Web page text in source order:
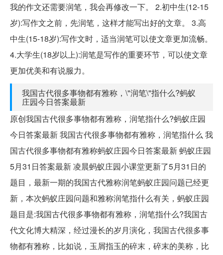
我的作文还需要润笔，我会再修改一下。 2.初中生(12-15
岁):写作文之前，先润笔，这样才能写出好的文章。 3.高
中生(15-18岁):写作文时，适当润笔可以使文章更加流畅。
4.大学生(18岁以上):润笔是写作的重要环节，可以使文章
更加优美和有说服力。
我国古代很多事物都有雅称，\"润笔\"指什么?蚂蚁
庄园今日答案最新
原创我国古代很多事物都有雅称，润笔指什么?蚂蚁庄园
今日答案最新 我国古代很多事物都有雅称，润笔指什么 我
国古代很多事物都有雅称蚂蚁庄园今日答案最新 蚂蚁庄园
5月31日答案最新 凌晨蚂蚁庄园小课堂更新了5月31日的
题目，最新一期的我国古代雅称润笔蚂蚁庄园问题已经更
新，本次蚂蚁庄园问题和雅称润笔指什么有关，蚂蚁庄园
题目是:我国古代很多事物都有雅称，润笔指什么?我国古
代文化博大精深，经过漫长的岁月演化，我国古代很多事
物都有雅称，比如说，玉屑指玉的碎末，碎末的美称，比